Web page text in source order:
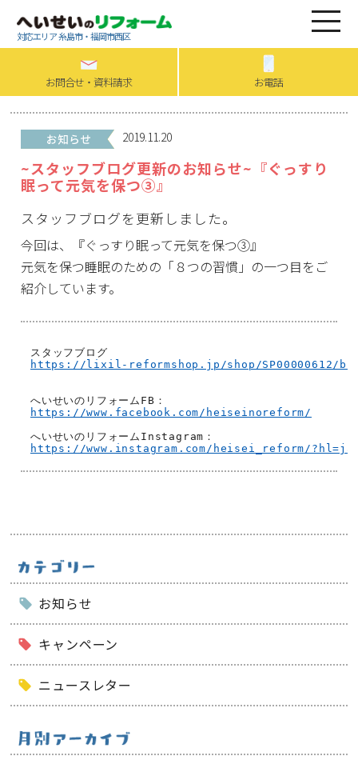
対応エリア 糸島市・福岡市西区
お問合せ・資料請求 お電話
2019.11.20
~スタッフブログ更新のお知らせ~『ぐっすり
眠って元気を保つ③』
スタッフブログを更新しました。
今回は、『ぐっすり眠って元気を保つ③』
元気を保つ睡眠のための「８つの習慣」の一つ目をご
紹介しています。
https://lixil-reformshop.jp/shop/SP00000612/
https://www.facebook.com/heiseinoreform/
https://www.instagram.com/heisei_reform/?hl=ja
お知らせ
キャンペーン
ニュースレター